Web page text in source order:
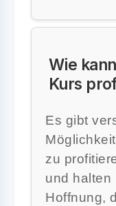
Wie
Kurs
Es gibt
zu
und halten
Hoffnung,